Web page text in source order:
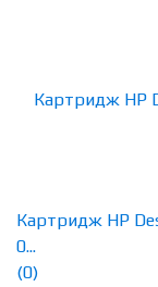
Картридж HP
0...
(0)